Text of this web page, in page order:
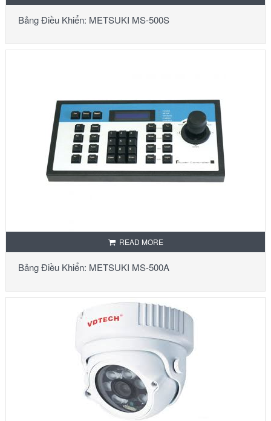
Bảng Điều Khiển: METSUKI MS-500S
READ MORE
Bảng Điều Khiển: METSUKI MS-500A